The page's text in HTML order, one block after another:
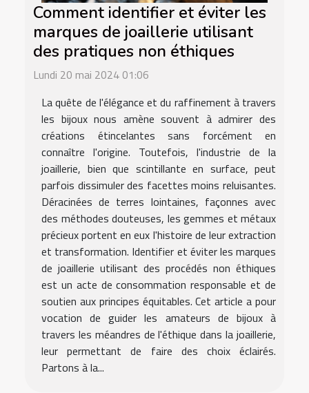
Comment identifier et éviter les
marques de joaillerie utilisant
des pratiques non éthiques
Lundi 20 mai 2024 01:06
La quête de l'élégance et du raffinement à travers
les bijoux nous amène souvent à admirer des
créations étincelantes sans forcément en
connaître l'origine. Toutefois, l'industrie de la
joaillerie, bien que scintillante en surface, peut
parfois dissimuler des facettes moins reluisantes.
Déracinées de terres lointaines, façonnes avec
des méthodes douteuses, les gemmes et métaux
précieux portent en eux l'histoire de leur extraction
et transformation. Identifier et éviter les marques
de joaillerie utilisant des procédés non éthiques
est un acte de consommation responsable et de
soutien aux principes équitables. Cet article a pour
vocation de guider les amateurs de bijoux à
travers les méandres de l'éthique dans la joaillerie,
leur permettant de faire des choix éclairés.
Partons à la...